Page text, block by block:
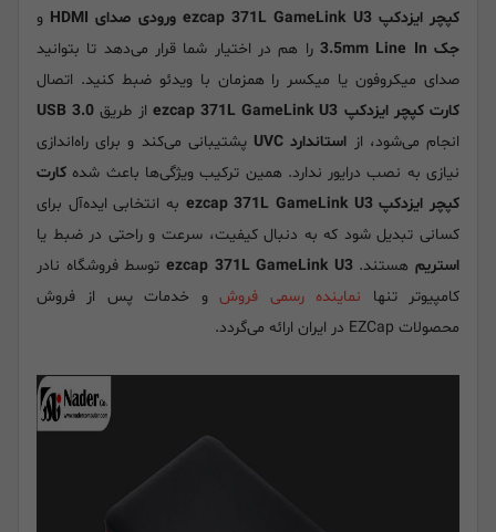
کپچر ایزدکپ ezcap 371L GameLink U3
ورودی صدای HDMI
و
جک 3.5mm Line In
را هم در اختیار شما قرار می‌دهد تا بتوانید
صدای میکروفون یا میکسر را همزمان با ویدئو ضبط کنید. اتصال
کارت کپچر ایزدکپ ezcap 371L GameLink U3
از طریق USB 3.0
انجام می‌شود، از استاندارد UVC
پشتیبانی می‌کند و برای راه‌اندازی
نیازی به نصب درایور ندارد. همین ترکیب ویژگی‌ها باعث شده کارت
کپچر ایزدکپ ezcap 371L GameLink U3
به انتخابی ایده‌آل برای
کسانی تبدیل شود که به دنبال کیفیت، سرعت و راحتی در ضبط یا
استریم هستند.ezcap 371L GameLink U3 توسط فروشگاه نادر
کامپیوتر تنها نماینده رسمی فروشو خدمات پس از فروش
محصولات EZCap در ایران ارائه می‌گردد.